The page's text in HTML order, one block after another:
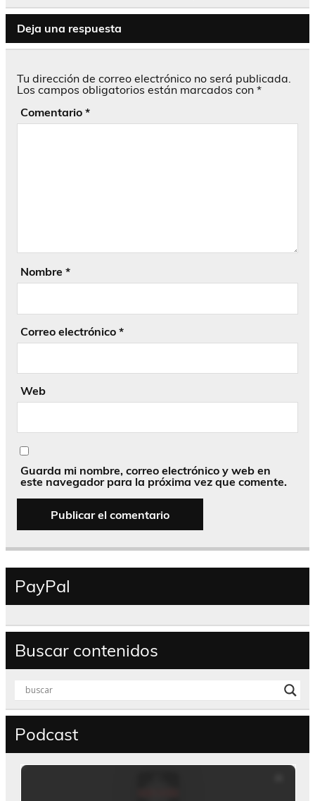
Deja una respuesta
Tu dirección de correo electrónico no será publicada.
Los campos obligatorios están marcados con *
Comentario *
Nombre *
Correo electrónico *
Web
Guarda mi nombre, correo electrónico y web en
este navegador para la próxima vez que comente.
PayPal
Buscar contenidos
Podcast